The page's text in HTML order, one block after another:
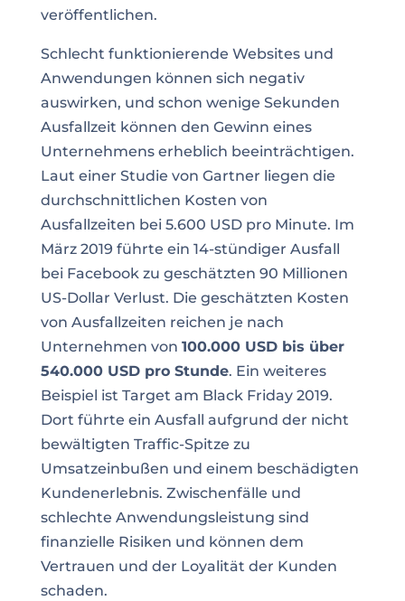
veröffentlichen.
Schlecht funktionierende Websites und
Anwendungen können sich negativ
auswirken, und schon wenige Sekunden
Ausfallzeit können den Gewinn eines
Unternehmens erheblich beeinträchtigen.
Laut einer Studie von Gartner liegen die
durchschnittlichen Kosten von
Ausfallzeiten bei 5.600 USD pro Minute. Im
März 2019 führte ein 14-stündiger Ausfall
bei Facebook zu geschätzten 90 Millionen
US-Dollar Verlust. Die geschätzten Kosten
von Ausfallzeiten reichen je nach
Unternehmen von 100.000 USD bis über
540.000 USD pro Stunde. Ein weiteres
Beispiel ist Target am Black Friday 2019.
Dort führte ein Ausfall aufgrund der nicht
bewältigten Traffic-Spitze zu
Umsatzeinbußen und einem beschädigten
Kundenerlebnis. Zwischenfälle und
schlechte Anwendungsleistung sind
finanzielle Risiken und können dem
Vertrauen und der Loyalität der Kunden
schaden.